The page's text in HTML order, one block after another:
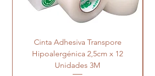
Cinta Adhesiva Transpore
Hipoalergénica 2,5cm x 12
Unidades 3M